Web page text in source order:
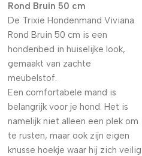
Rond Bruin 50 cm
De Trixie Hondenmand Viviana
Rond Bruin 50 cm is een
hondenbed in huiselijke look,
gemaakt van zachte
meubelstof.
Een comfortabele mand is
belangrijk voor je hond. Het is
namelijk niet alleen een plek om
te rusten, maar ook zijn eigen
knusse hoekje waar hij zich veilig